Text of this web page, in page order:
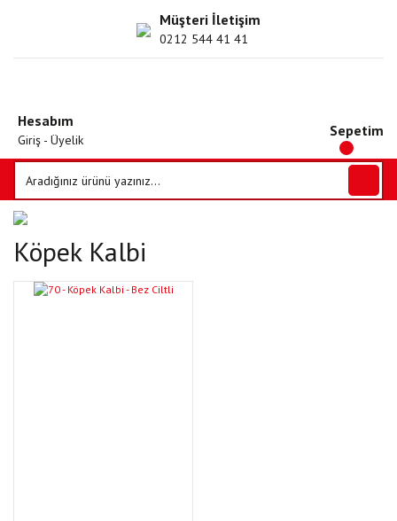
Müşteri İletişim
0212 544 41 41
Hesabım
Giriş - Üyelik
Sepetim
Köpek Kalbi